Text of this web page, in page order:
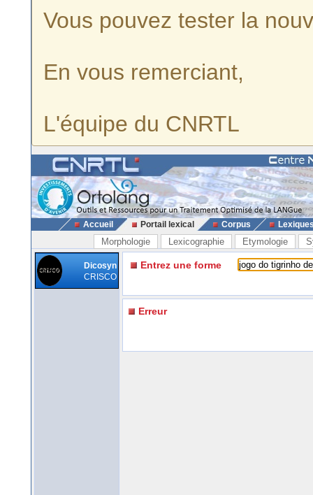
Vous pouvez tester la
En vous remerciant,
L'équipe du CNRTL
Accueil Portail lexical Corpus
Morphologie Lexicographie Etymologie
Dicosyn
CRISCO
Entrez une forme
Erreur